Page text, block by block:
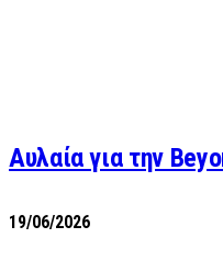
Αυλαία για την
19/06/2026